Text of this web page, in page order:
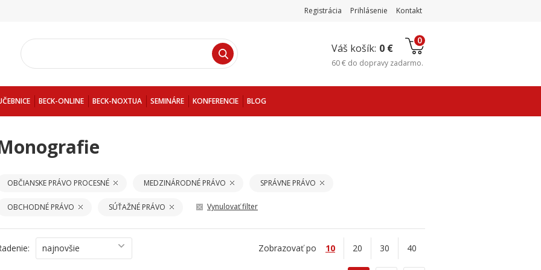
Registrácia Prihlásenie Kontakt
Váš košík: 0 €
0
60 € do dopravy zadarmo.
BECK-ONLINE BECK-NOXTUA SEMINÁRE KONFERENCIE BLOG
OBČIANSKE PRÁVO PROCESNÉ MEDZINÁRODNÉ PRÁVO SPRÁVNE PRÁVO
OBCHODNÉ PRÁVO SÚŤAŽNÉ PRÁVO Vynulovať filter
najnovšie Zobrazovať po 10 20 30 40